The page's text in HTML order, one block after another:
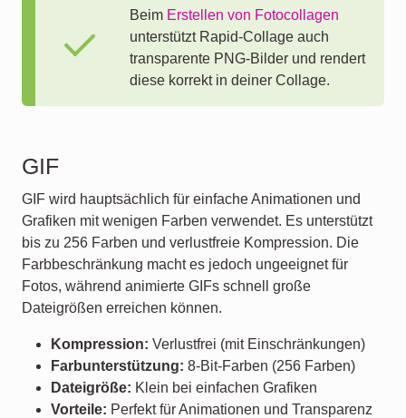
Beim Erstellen von Fotocollagen
unterstützt Rapid-Collage auch
transparente PNG-Bilder und rendert
diese korrekt in deiner Collage.
GIF
GIF wird hauptsächlich für einfache Animationen und
Grafiken mit wenigen Farben verwendet. Es unterstützt
bis zu 256 Farben und verlustfreie Kompression. Die
Farbbeschränkung macht es jedoch ungeeignet für
Fotos, während animierte GIFs schnell große
Dateigrößen erreichen können.
Kompression: Verlustfrei (mit Einschränkungen)
Farbunterstützung: 8-Bit-Farben (256 Farben)
Dateigröße: Klein bei einfachen Grafiken
Vorteile: Perfekt für Animationen und Transparenz